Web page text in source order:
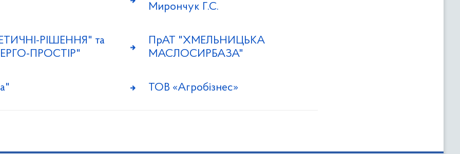
Мирончук Г.С.
РІШЕННЯ" та
ПРОСТІР"
ПрАТ "ХМЕЛЬНИЦЬКА
МАСЛОСИРБАЗА"
ТОВ «Агробізнес»